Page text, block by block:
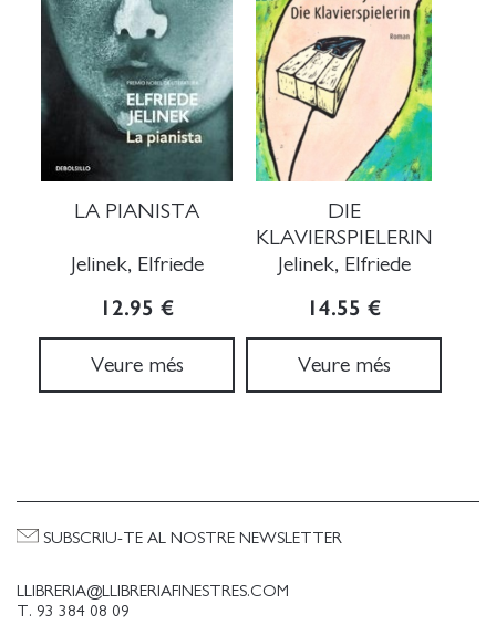
LA PIANISTA
Jelinek, Elfriede
12.95 €
Veure més
DIE
KLAVIERSPIELERIN
Jelinek, Elfriede
14.55 €
Veure més
LLIBRERIA@LLIBRERIAFINESTRES.COM
T. 93 384 08 09
SUBSCRIU-TE AL NOSTRE NEWSLETTER